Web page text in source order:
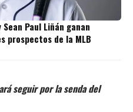
Paul Liñán ganan
prospectos de la MLB
seguir por la senda del